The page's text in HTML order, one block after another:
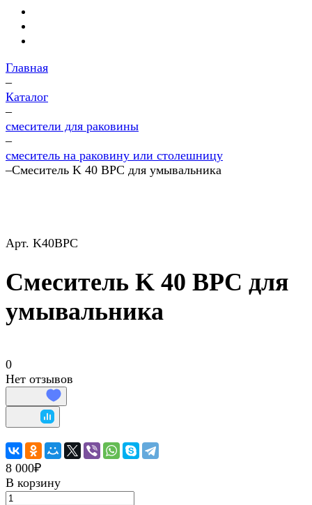
Главная
–
Каталог
–
смесители для раковины
–
смеситель на раковину или столешницу
–Смеситель K 40 BPC для умывальника
Арт. K40BPC
Смеситель K 40 BPC для
умывальника
0
Нет отзывов
8 000₽
В корзину